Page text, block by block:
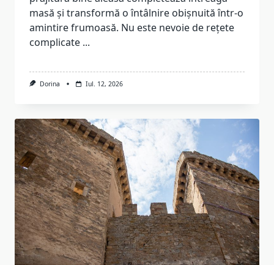
masă și transformă o întâlnire obișnuită într-o
amintire frumoasă. Nu este nevoie de rețete
complicate ...
Dorina Iul. 12, 2026